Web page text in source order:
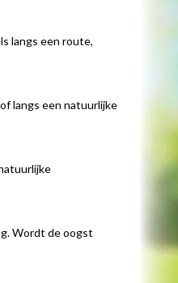
langs een route,
langs een natuurlijke
Wordt de oogst